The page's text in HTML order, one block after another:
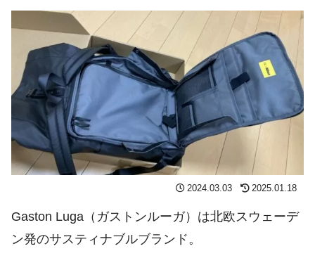
2024.03.03 2025.01.18
Gaston Luga（ガストンルーガ）は北欧スウェーデ
ン発のサスティナブルブランド。